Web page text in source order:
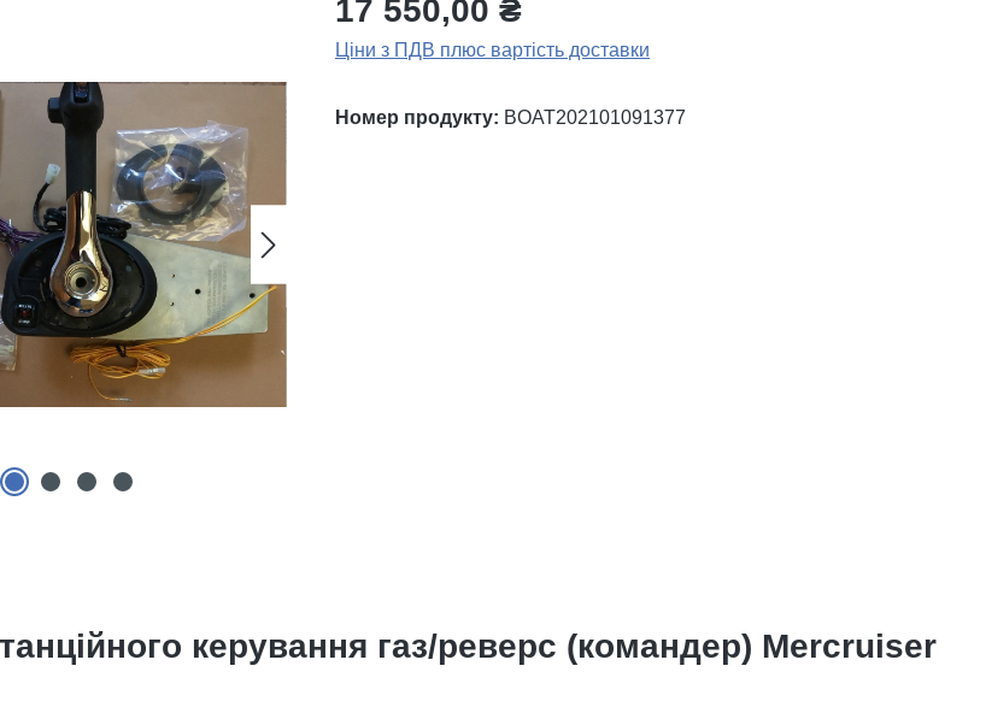
17 550,00 ₴
Ціни з ПДВ плюс вартість доставки
Номер продукту: BOAT202101091377
керування газ/реверс (командер) Mercruiser